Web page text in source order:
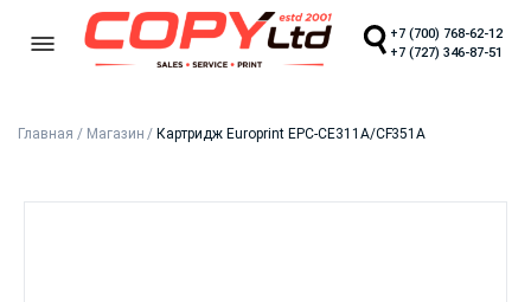
+7 (700) 768-62-12
+7 (727) 346-87-51
Главная / Магазин /Картридж Europrint EPC-CE311A/CF351A